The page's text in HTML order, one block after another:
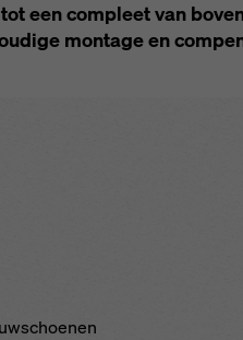
een com­pleet van
mon­ta­ge en